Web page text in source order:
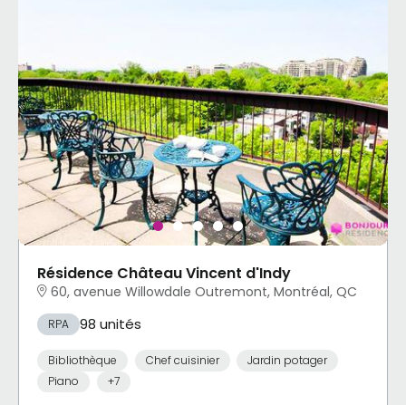
Résidence Château Vincent d'Indy
60, avenue Willowdale Outremont, Montréal, QC
RPA 98 unités
Bibliothèque Chef cuisinier
Jardin potager
Piano
+7